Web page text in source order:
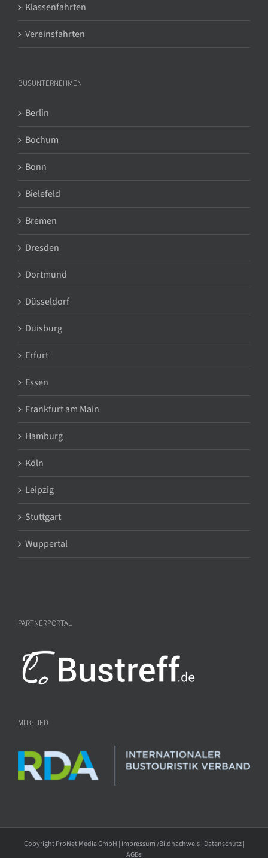
Klassenfahrten
Vereinsfahrten
BUSUNTERNEHMEN
Berlin
Bochum
Bonn
Bielefeld
Bremen
Dresden
Dortmund
Düsseldorf
Duisburg
Erfurt
Essen
Frankfurt am Main
Hamburg
Köln
Leipzig
Stuttgart
Wuppertal
PARTNERPORTAL
MITGLIED
Copyright ProNet Media GmbH | Impressum /Bildnachweis| Datenschutz|
AGBs